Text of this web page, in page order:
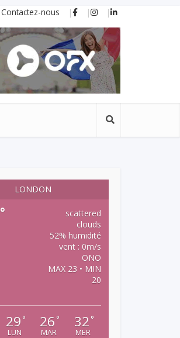
Contactez-nous
LONDON
°
scattered
clouds
52% humidité
vent : 0m/s
ONO
MAX 23 • MIN
20
29 °
LUN
26 °
MAR
32 °
MER